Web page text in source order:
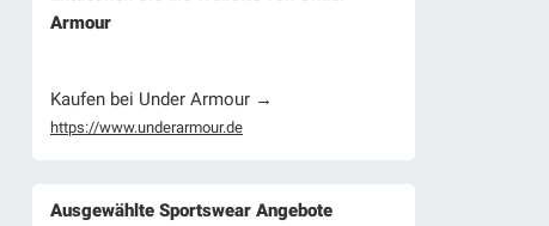
Armour
Kaufen bei Under Armour →
https://www.underarmour.de
Ausgewählte Sportswear Angebote